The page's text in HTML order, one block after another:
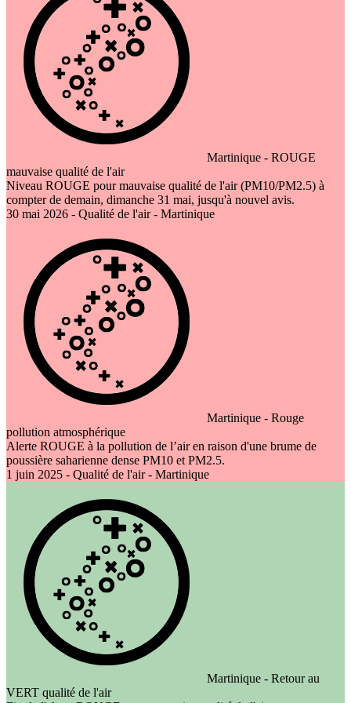
Martinique - ROUGE
mauvaise qualité de l'air
Niveau ROUGE pour mauvaise qualité de l'air (PM10/PM2.5) à
compter de demain, dimanche 31 mai, jusqu'à nouvel avis.
30 mai 2026 - Qualité de l'air - Martinique
Martinique - Rouge
pollution atmosphérique
Alerte ROUGE à la pollution de l’air en raison d'une brume de
poussière saharienne dense PM10 et PM2.5.
1 juin 2025 - Qualité de l'air - Martinique
Martinique - Retour au
VERT qualité de l'air